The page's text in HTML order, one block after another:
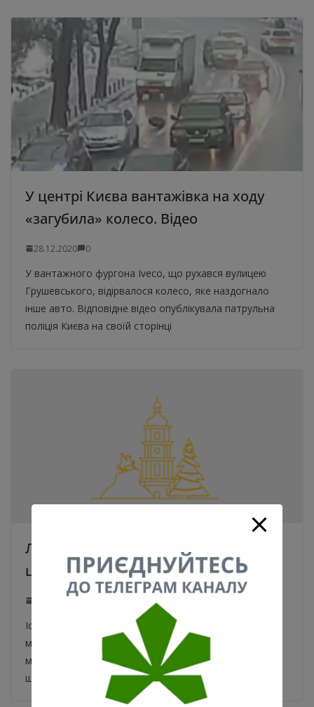
У центрі Києва вантажівка на ходу
«загубила» колесо. Відео
28.12.2020 0
У вантажного фургона Iveco, що рухався вулицею
Грушевського, відірвалося колесо, яке наздогнало
інше авто. Відповідне відео опублікувала патрульна
поліція Києва на своїй сторінці
Любителі Києва можуть отримати
цікаву інформацію про місто
Історія міста та оперативні новини у безкоштовному
месенджері Telegram на каналі «Київ від минулого до
майбутнього». Улюблений сайт про Київ став
ще доступнішими